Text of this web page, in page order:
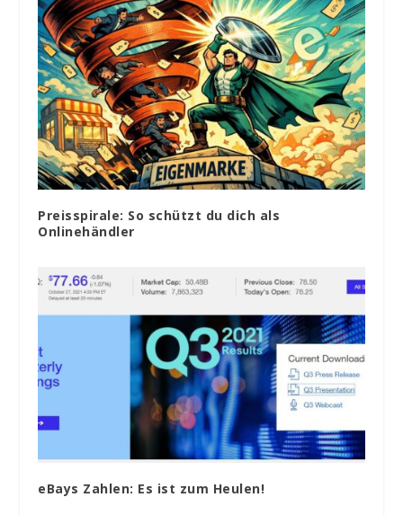
Preisspirale: So schützt du dich als
Onlinehändler
eBays Zahlen: Es ist zum Heulen!